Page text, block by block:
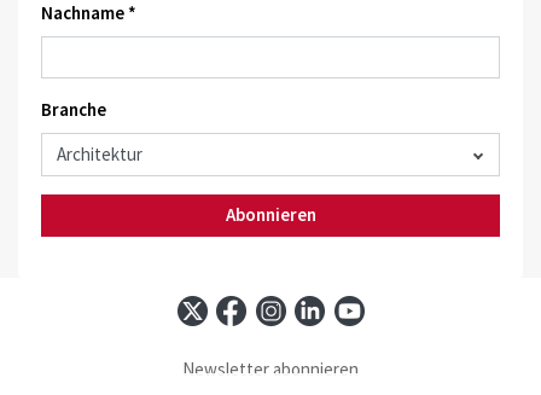
Nachname *
Branche
Abonnieren
Newsletter abonnieren